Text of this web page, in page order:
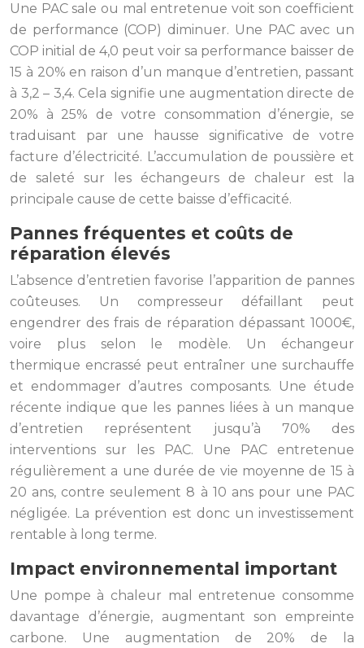
Une PAC sale ou mal entretenue voit son coefficient
de performance (COP) diminuer. Une PAC avec un
COP initial de 4,0 peut voir sa performance baisser de
15 à 20% en raison d’un manque d’entretien, passant
à 3,2 – 3,4. Cela signifie une augmentation directe de
20% à 25% de votre consommation d’énergie, se
traduisant par une hausse significative de votre
facture d’électricité. L’accumulation de poussière et
de saleté sur les échangeurs de chaleur est la
principale cause de cette baisse d’efficacité.
Pannes fréquentes et coûts de
réparation élevés
L’absence d’entretien favorise l’apparition de pannes
coûteuses. Un compresseur défaillant peut
engendrer des frais de réparation dépassant 1000€,
voire plus selon le modèle. Un échangeur
thermique encrassé peut entraîner une surchauffe
et endommager d’autres composants. Une étude
récente indique que les pannes liées à un manque
d’entretien représentent jusqu’à 70% des
interventions sur les PAC. Une PAC entretenue
régulièrement a une durée de vie moyenne de 15 à
20 ans, contre seulement 8 à 10 ans pour une PAC
négligée. La prévention est donc un investissement
rentable à long terme.
Impact environnemental important
Une pompe à chaleur mal entretenue consomme
davantage d’énergie, augmentant son empreinte
carbone. Une augmentation de 20% de la